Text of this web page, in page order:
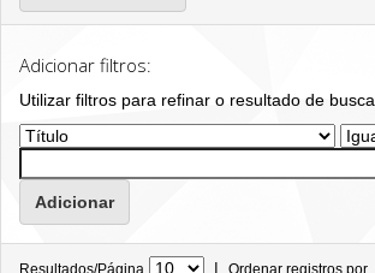
Adicionar filtros:
Utilizar filtros para refinar o resultado de busca.
Resultados/Página | Ordenar registros por